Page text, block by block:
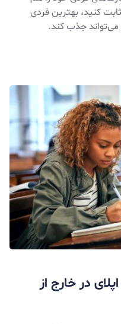
کنید، بهترین فردی
می‌تواند جذب کند.
در خارج از